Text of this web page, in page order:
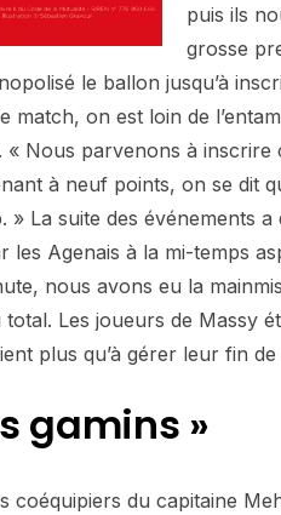
puis ils
grosse
le ballon jusqu’à
match, on est loin de
Nous parvenons à inscrire
à neuf points, on se dit
» La suite des événements
Agenais à la mi-temps
nous avons eu la
Les joueurs de Massy
plus qu’à gérer leur fin
gamins »
du capitaine